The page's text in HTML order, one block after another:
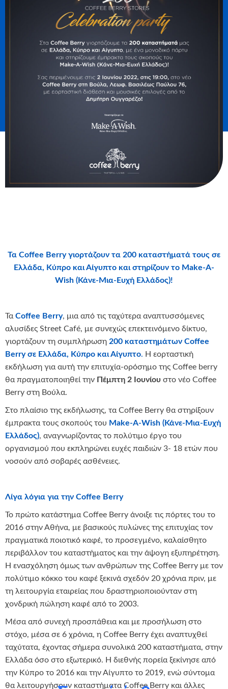
Τα Coffee Berry γιορτάζουν τα 200 καταστήματά τους σε
Ελλάδα, Κύπρο και Αίγυπτο και στηρίζουν το Make-A-
Wish (Κάνε-Μια-Ευχή Ελλάδος)!
Τα Coffee Berry, μια από τις ταχύτερα αναπτυσσόμενες
αλυσίδες Street Café, με συνεχώς επεκτεινόμενο δίκτυο,
γιορτάζουν τη συμπλήρωση 200 καταστημάτωνCoffee
Berry σε Ελλάδα, Κύπρο και Αίγυπτο. Η εορταστική
εκδήλωση για αυτή την επιτυχία-ορόσημο της Coffee berry
θα πραγματοποιηθεί την Πέμπτη 2 Ιουνίου στο νέο Coffee
Berry στη Βούλα.
Στο πλαίσιο της εκδήλωσης, τα Coffee Berry θα στηρίξουν
έμπρακτα τους σκοπούς του Make-A-Wish (Κάνε-Μια-Ευχή
Ελλάδος), αναγνωρίζοντας το πολύτιμο έργο του
οργανισμού που εκπληρώνει ευχές παιδιών 3- 18 ετών που
νοσούν από σοβαρές ασθένειες.
Λίγα λόγια για τηνCoffee Berry
Το πρώτο κατάστημα Coffee Berry άνοιξε τις πόρτες του το
2016 στην Αθήνα, με βασικούς πυλώνες της επιτυχίας τον
πραγματικά ποιοτικό καφέ, το προσεγμένο, καλαίσθητο
περιβάλλον του καταστήματος και την άψογη εξυπηρέτηση.
Η ενασχόληση όμως των ανθρώπων της Coffee Berry με τον
πολύτιμο κόκκο του καφέ ξεκινά σχεδόν 20 χρόνια πριν, με
τη λειτουργία εταιρείας που δραστηριοποιούνταν στη
χονδρική πώληση καφέ από το 2003.
Μέσα από συνεχή προσπάθεια και με προσήλωση στο
στόχο, μέσα σε 6 χρόνια, η Coffee Berry έχει αναπτυχθεί
ταχύτατα, έχοντας σήμερα συνολικά 200 καταστήματα, στην
Ελλάδα όσο στο εξωτερικό. Η διεθνής πορεία ξεκίνησε από
την Κύπρο το 2016 και την Αίγυπτο το 2019, ενώ σύντομα
θα λειτουργήσουν καταστήματα Coffee Berry και άλλες